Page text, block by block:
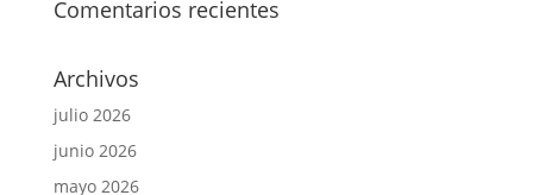
Comentarios recientes
Archivos
julio 2026
junio 2026
mayo 2026